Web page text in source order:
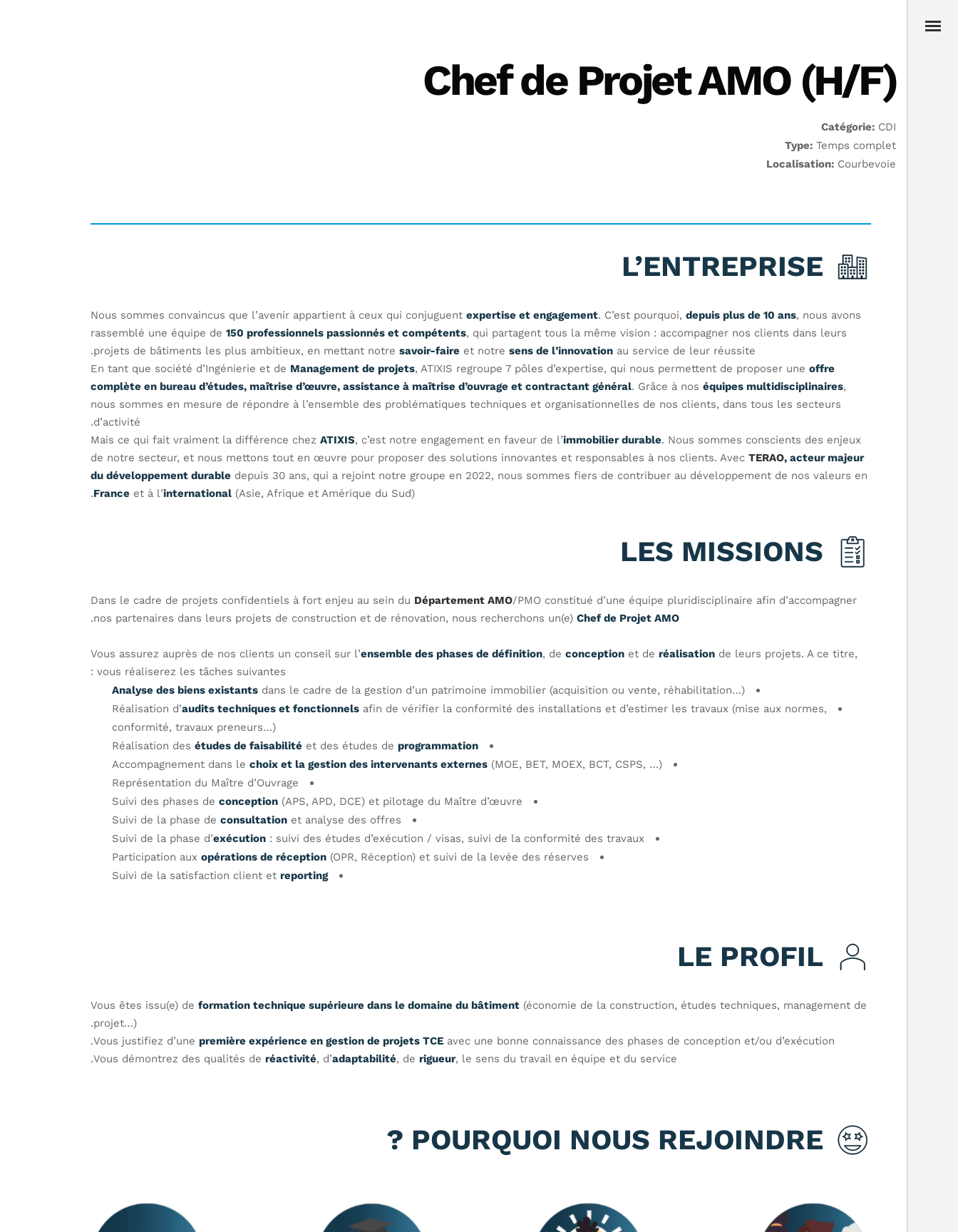
Chef de Projet AMO (H/F)
Catégorie: CDI
Type: Temps complet
Localisation: Courbevoie
L’ENTREPRISE
Nous sommes convaincus que l’avenir appartient à ceux qui conjuguent expertise et engagement. C’est pourquoi, depuis plus de 10 ans, nous avons
rassemblé une équipe de 150 professionnels passionnés et compétents, qui partagent tous la même vision : accompagner nos clients dans leurs
projets de bâtiments les plus ambitieux, en mettant notre savoir-faire et notre sens de l’innovation au service de leur réussite.
En tant que société d’Ingénierie et de Management de projets, ATIXIS regroupe 7 pôles d’expertise, qui nous permettent de proposer une offre
complète en bureau d’études, maîtrise d’œuvre, assistance à maîtrise d’ouvrage et contractant général. Grâce à nos équipes multidisciplinaires,
nous sommes en mesure de répondre à l’ensemble des problématiques techniques et organisationnelles de nos clients, dans tous les secteurs
d’activité.
Mais ce qui fait vraiment la différence chez ATIXIS, c’est notre engagement en faveur de l’immobilier durable. Nous sommes conscients des enjeux
de notre secteur, et nous mettons tout en œuvre pour proposer des solutions innovantes et responsables à nos clients. Avec TERAO, acteur majeur
du développement durable depuis 30 ans, qui a rejoint notre groupe en 2022, nous sommes fiers de contribuer au développement de nos valeurs en
France et à l’international (Asie, Afrique et Amérique du Sud).
LES MISSIONS
Dans le cadre de projets confidentiels à fort enjeu au sein du Département AMO/PMO constitué d’une équipe pluridisciplinaire afin d’accompagner
nos partenaires dans leurs projets de construction et de rénovation, nous recherchons un(e) Chef de Projet AMO
.
Vous assurez auprès de nos clients un conseil sur l’ensemble des phases de définition, de conception et de réalisation de leurs projets. A ce titre,
vous réaliserez les tâches suivantes :
Analyse des biens existants dans le cadre de la gestion d’un patrimoine immobilier (acquisition ou vente, réhabilitation…)
Réalisation d’audits techniques et fonctionnels afin de vérifier la conformité des installations et d’estimer les travaux (mise aux normes,
conformité, travaux preneurs…)
Réalisation des études de faisabilité et des études de programmation
Accompagnement dans le choix et la gestion des intervenants externes (MOE, BET, MOEX, BCT, CSPS, …)
Représentation du Maître d’Ouvrage
Suivi des phases de conception (APS, APD, DCE) et pilotage du Maître d’œuvre
Suivi de la phase de consultation et analyse des offres
Suivi de la phase d’exécution : suivi des études d’exécution / visas, suivi de la conformité des travaux
Participation aux opérations de réception (OPR, Réception) et suivi de la levée des réserves
Suivi de la satisfaction client et reporting
LE PROFIL
Vous êtes issu(e) de formation technique supérieure dans le domaine du bâtiment (économie de la construction, études techniques, management de
projet…).
Vous justifiez d’une première expérience en gestion de projets TCE avec une bonne connaissance des phases de conception et/ou d’exécution.
Vous démontrez des qualités de réactivité, d’adaptabilité, de rigueur, le sens du travail en équipe et du service.
POURQUOI NOUS REJOINDRE ?